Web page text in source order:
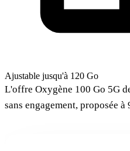
Ajustable jusqu'à 120 Go
L'offre Oxygène 100 Go 5G
sans engagement, proposée à